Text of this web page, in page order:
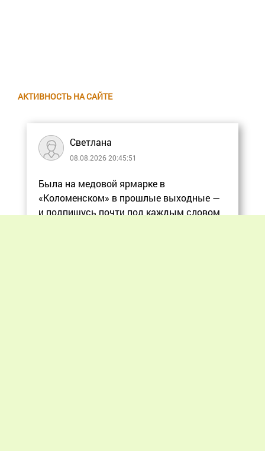
АКТИВНОСТЬ НА САЙТЕ
Светлана
08.08.2026 20:45:51
Была на медовой ярмарке в
«Коломенском» в прошлые выходные —
и подпишусь почти под каждым словом